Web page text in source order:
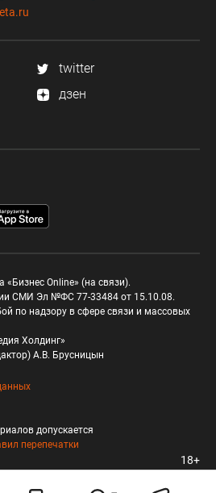
twitter
дзен
«Бизнес Online» (на связи).
СМИ Эл №ФС 77-33484 от 15.10.08.
по надзору в сфере связи и массовых
Холдинг»
А.В. Брусницын
допускается
перепечатки
18+